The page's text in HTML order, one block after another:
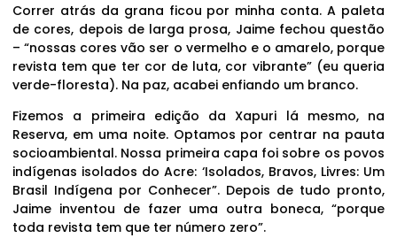
Correr atrás da grana ficou por minha conta. A paleta
de cores, depois de larga prosa, Jaime fechou questão
– “nossas cores vão ser o vermelho e o amarelo, porque
revista tem que ter cor de luta, cor vibrante” (eu queria
verde-floresta). Na paz, acabei enfiando um branco.
Fizemos a primeira edição da Xapuri lá mesmo, na
Reserva, em uma noite. Optamos por centrar na pauta
socioambiental. Nossa primeira capa foi sobre os povos
indígenas isolados do Acre: ‘Isolados, Bravos, Livres: Um
Brasil Indígena por Conhecer”. Depois de tudo pronto,
Jaime inventou de fazer uma outra boneca, “porque
toda revista tem que ter número zero”.